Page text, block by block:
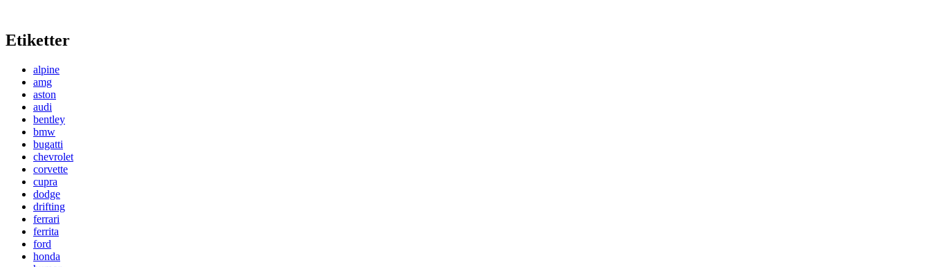
Etiketter
alpine
amg
aston
audi
bentley
bmw
bugatti
chevrolet
corvette
cupra
dodge
drifting
ferrari
ferrita
ford
honda